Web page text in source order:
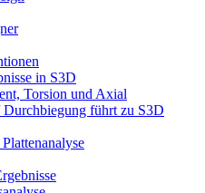
in S3D
Torsion und Axial
Durchbiegung führt zu S3D